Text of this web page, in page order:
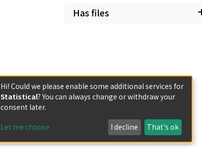
Has files
Hi! Could we please enable some additional services for
Statistical? You can always change or withdraw your
consent later.
Let me choose I decline That's ok